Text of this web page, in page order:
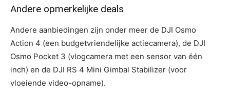
Andere opmerkelijke deals
Andere aanbiedingen zijn onder meer de DJI Osmo
Action 4 (een budgetvriendelijke actiecamera), de DJI
Osmo Pocket 3 (vlogcamera met een sensor van één
inch) en de DJI RS 4 Mini Gimbal Stabilizer (voor
vloeiende video-opname).